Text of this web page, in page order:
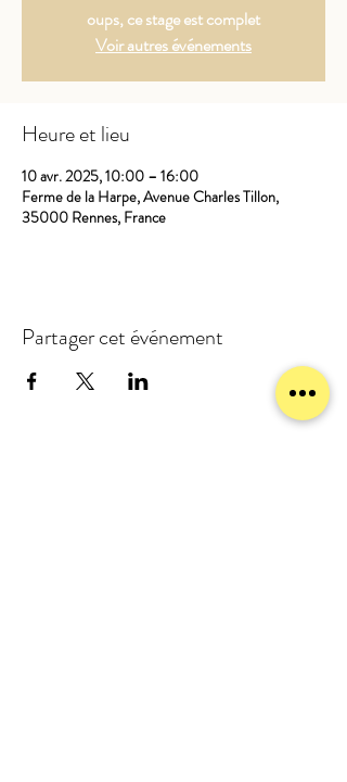
oups, ce stage est complet
Voir autres événements
Heure et lieu
10 avr. 2025, 10:00 – 16:00
Ferme de la Harpe, Avenue Charles Tillon,
35000 Rennes, France
Partager cet événement